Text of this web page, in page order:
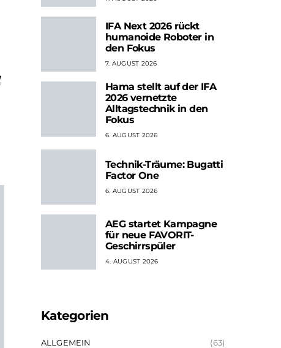
IFA Next 2026 rückt
humanoide Roboter in
den Fokus
7. AUGUST 2026
Hama stellt auf der IFA
2026 vernetzte
Alltagstechnik in den
Fokus
6. AUGUST 2026
Technik-Träume: Bugatti
Factor One
6. AUGUST 2026
AEG startet Kampagne
für neue FAVORIT-
Geschirrspüler
4. AUGUST 2026
Kategorien
ALLGEMEIN (63)